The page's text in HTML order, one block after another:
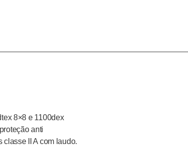
8×8 e 1100dex
anti
classe II A com laudo.